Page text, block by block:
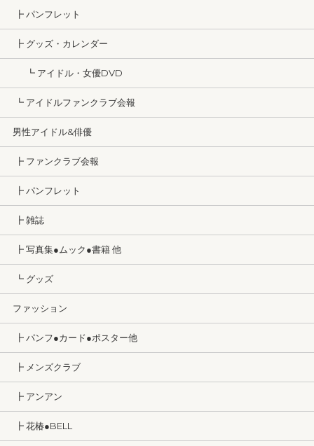
┣ パンフレット
┣ グッズ・カレンダー
┗ アイドル・女優DVD
┗ アイドルファンクラブ会報
男性アイドル&俳優
┣ ファンクラブ会報
┣ パンフレット
┣ 雑誌
┣ 写真集●ムック●書籍 他
┗ グッズ
ファッション
┣ パンフ●カード●ポスター他
┣ メンズクラブ
┣ アンアン
┣ 花椿●BELL